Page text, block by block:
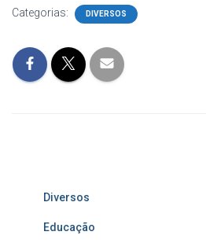
Categorias: DIVERSOS
Diversos
Educação